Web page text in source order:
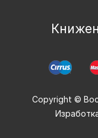
Copyright ©